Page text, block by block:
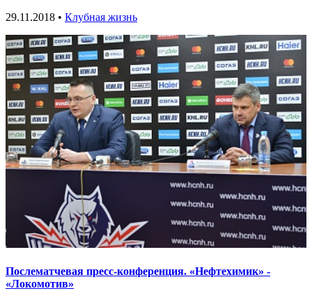
29.11.2018 • Клубная жизнь
Послематчевая пресс-конференция. «Нефтехимик» -
«Локомотив»